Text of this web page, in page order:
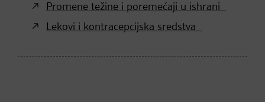
Promene težine i poremećaji u ishrani
Lekovi i kontracepcijska sredstva